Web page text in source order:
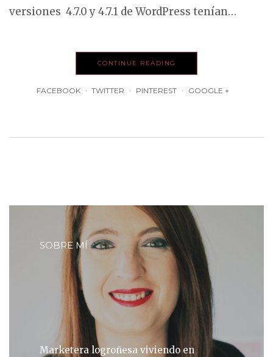
versiones 4.7.0 y 4.7.1 de WordPress tenían…
CONTINUE READING
FACEBOOK TWITTER PINTEREST GOOGLE +
SOBRE MÍ
Marketera logroñesa viviendo en